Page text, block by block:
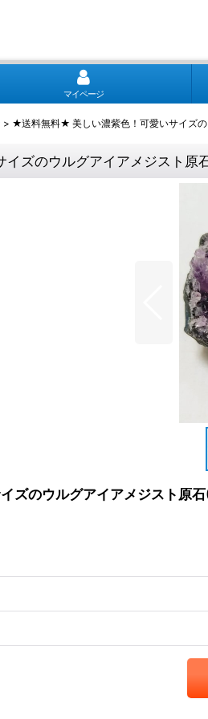
マイページ
> ★送料無料★ 美しい濃紫色！可愛いサイズ
ズのウルグアイアメジスト原
ズのウルグアイアメジスト原